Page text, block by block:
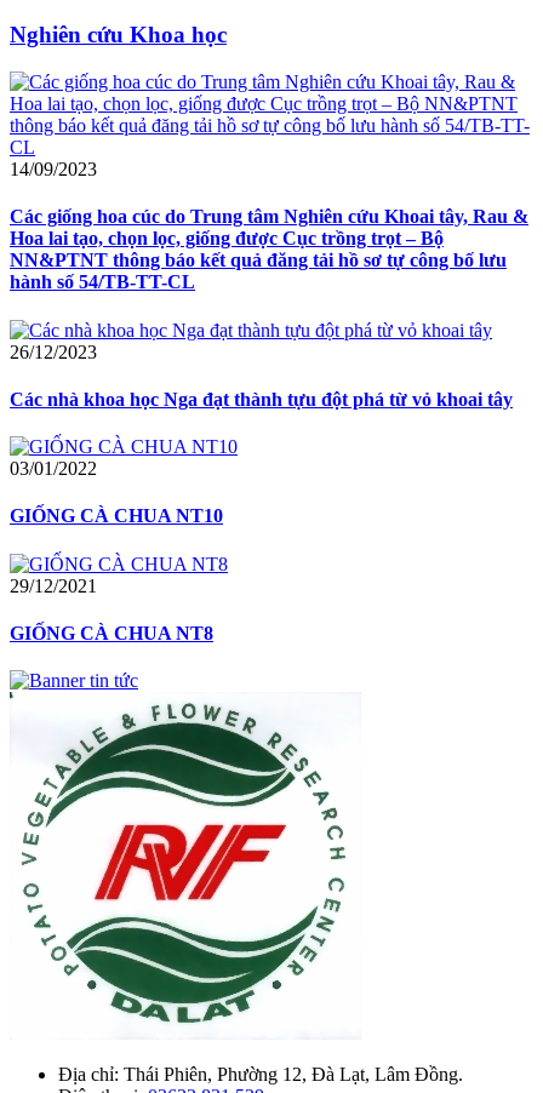
Nghiên cứu Khoa học
14/09/2023
Các giống hoa cúc do Trung tâm Nghiên cứu Khoai tây, Rau &
Hoa lai tạo, chọn lọc, giống được Cục trồng trọt – Bộ
NN&PTNT thông báo kết quả đăng tải hồ sơ tự công bố lưu
hành số 54/TB-TT-CL
26/12/2023
Các nhà khoa học Nga đạt thành tựu đột phá từ vỏ khoai tây
03/01/2022
GIỐNG CÀ CHUA NT10
29/12/2021
GIỐNG CÀ CHUA NT8
Địa chỉ: Thái Phiên, Phường 12, Đà Lạt, Lâm Đồng.